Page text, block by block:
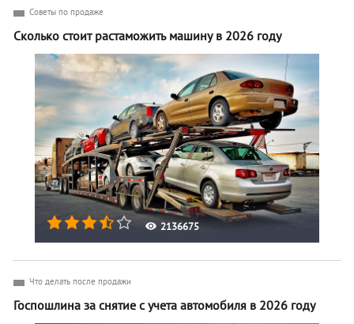
2136675
Советы по продаже
Сколько стоит растаможить машину в 2026 году
Что делать после продажи
Госпошлина за снятие с учета автомобиля в 2026 году